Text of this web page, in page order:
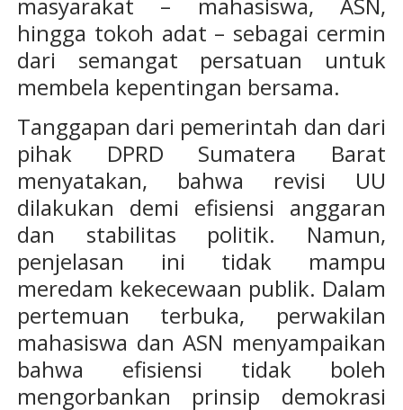
masyarakat – mahasiswa, ASN,
hingga tokoh adat – sebagai cermin
dari semangat persatuan untuk
membela kepentingan bersama.
Tanggapan dari pemerintah dan dari
pihak DPRD Sumatera Barat
menyatakan, bahwa revisi UU
dilakukan demi efisiensi anggaran
dan stabilitas politik. Namun,
penjelasan ini tidak mampu
meredam kekecewaan publik. Dalam
pertemuan terbuka, perwakilan
mahasiswa dan ASN menyampaikan
bahwa efisiensi tidak boleh
mengorbankan prinsip demokrasi